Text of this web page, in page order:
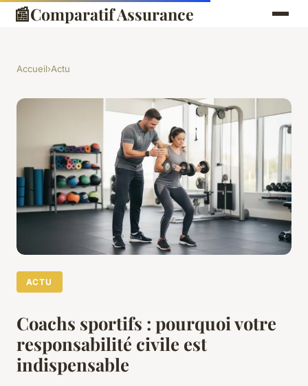
📰Comparatif Assurance
Accueil›Actu
ACTU
Coachs sportifs : pourquoi votre
responsabilité civile est
indispensable